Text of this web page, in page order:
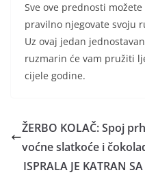
Sve ove prednosti
pravilno njegovate svoju
Uz ovaj jedan
ruzmarin će vam pružiti
cijele godine.
ŽERBO KOLAČ: Spoj
voćne slatkoće i
ISPRALA JE KATRAN